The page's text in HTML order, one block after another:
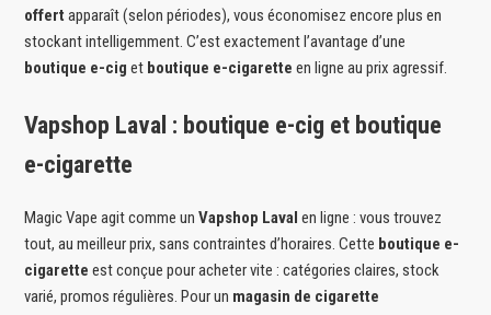
offert apparaît (selon périodes), vous économisez encore plus en
stockant intelligemment. C’est exactement l’avantage d’une
boutique e-cig et boutique e-cigarette en ligne au prix agressif.
Vapshop Laval : boutique e-cig et boutique
e-cigarette
Magic Vape agit comme unVapshop Laval en ligne : vous trouvez
tout, au meilleur prix, sans contraintes d’horaires. Cette boutique e-
cigarette est conçue pour acheter vite : catégories claires, stock
varié, promos régulières. Pour un magasin de cigarette